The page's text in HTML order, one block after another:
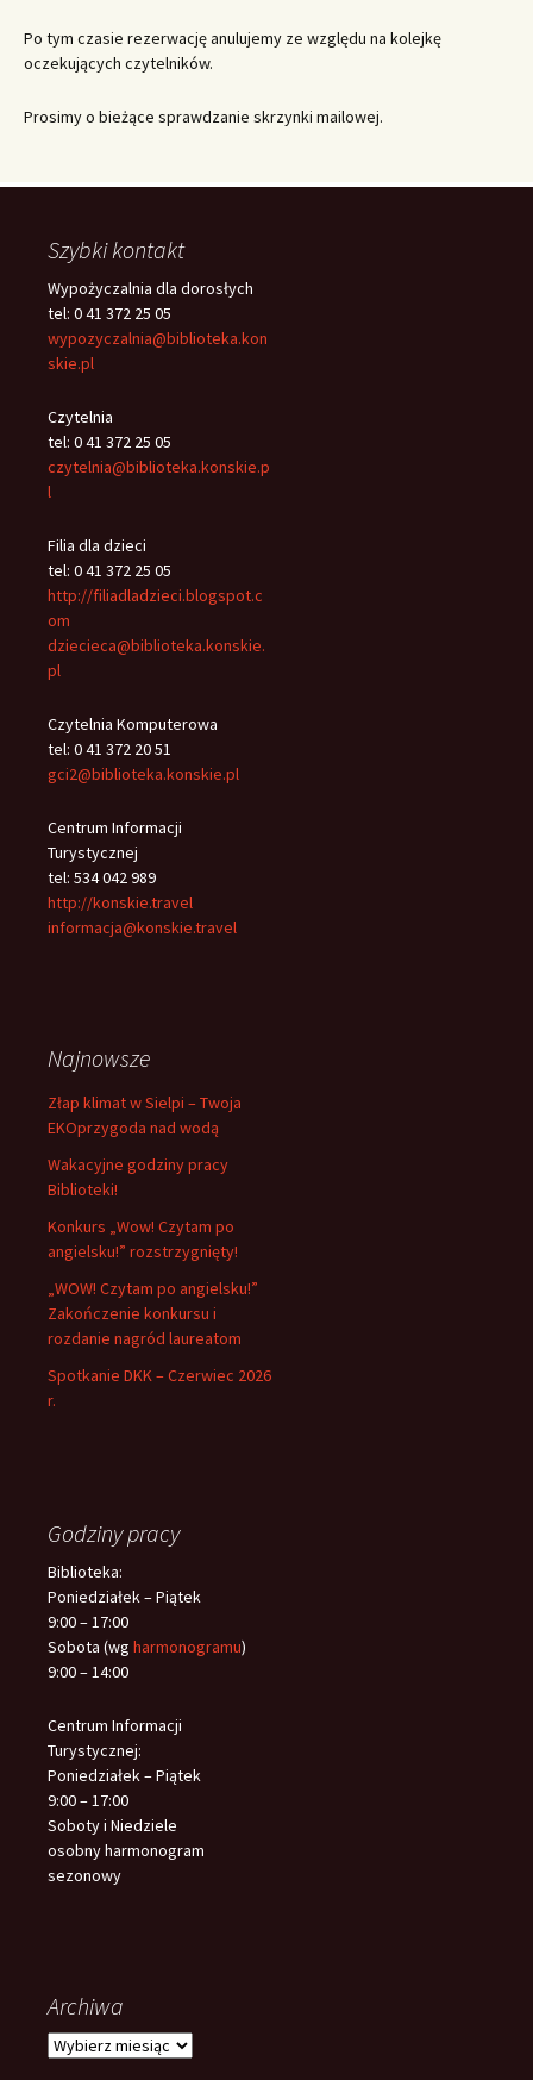
Po tym czasie rezerwację anulujemy ze względu na kolejkę
oczekujących czytelników.
Prosimy o bieżące sprawdzanie skrzynki mailowej.
Szybki kontakt
Wypożyczalnia dla dorosłych
tel: 0 41 372 25 05
wypozyczalnia@biblioteka.kon
skie.pl
Czytelnia
tel: 0 41 372 25 05
czytelnia@biblioteka.konskie.p
l
Filia dla dzieci
tel: 0 41 372 25 05
http://filiadladzieci.blogspot.c
om
dziecieca@biblioteka.konskie.
pl
Czytelnia Komputerowa
tel: 0 41 372 20 51
gci2@biblioteka.konskie.pl
Centrum Informacji
Turystycznej
tel: 534 042 989
http://konskie.travel
informacja@konskie.travel
Najnowsze
Złap klimat w Sielpi – Twoja
EKOprzygoda nad wodą
Wakacyjne godziny pracy
Biblioteki!
Konkurs „Wow! Czytam po
angielsku!” rozstrzygnięty!
„WOW! Czytam po angielsku!”
Zakończenie konkursu i
rozdanie nagród laureatom
Spotkanie DKK – Czerwiec 2026
r.
Godziny pracy
Biblioteka:
Poniedziałek – Piątek
9:00 – 17:00
Sobota (wg harmonogramu)
9:00 – 14:00
Centrum Informacji
Turystycznej:
Poniedziałek – Piątek
9:00 – 17:00
Soboty i Niedziele
osobny harmonogram
sezonowy
Archiwa
Archiwa